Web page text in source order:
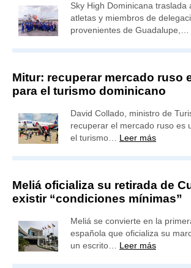
Sky High Dominicana traslada
atletas y miembros de
provenientes de Guadalupe,…
Mitur: recuperar mercado ruso
para el turismo dominicano
David Collado, ministro de
recuperar el mercado ruso es
el turismo… Leer más
Meliá oficializa su retirada de
existir “condiciones mínimas”
Meliá se convierte en la
española que oficializa su
un escrito… Leer más